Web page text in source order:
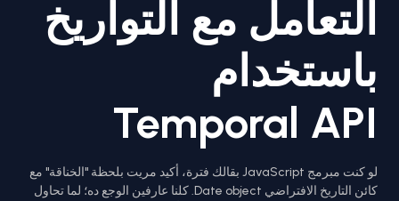
التعامل مع التواريخ
باستخدام
Temporal API
لو كنت مبرمج JavaScript بقالك فترة، أكيد مريت بلحظة "الخناقة" مع
كائن التاريخ الافتراضي Date object. كلنا عارفين الوجع ده؛ لما تحاول